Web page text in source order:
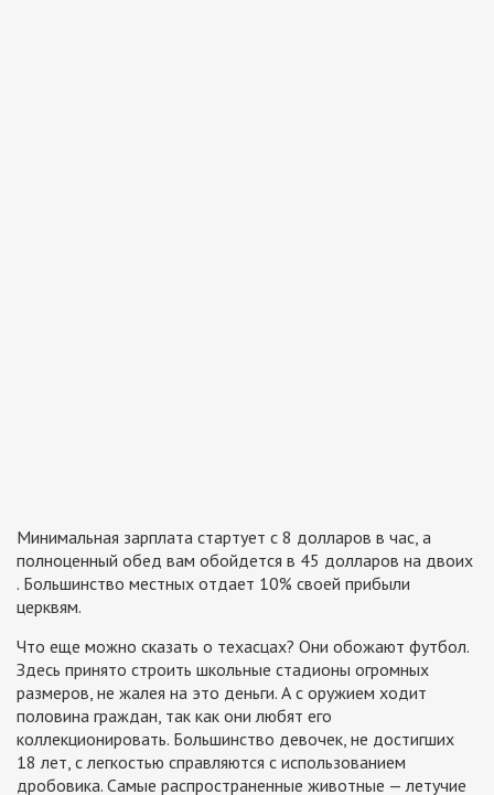
Минимальная зарплата стартует с 8 долларов в час, а
полноценный обед вам обойдется в 45 долларов на двоих
. Большинство местных отдает 10% своей прибыли
церквям.
Что еще можно сказать о техасцах? Они обожают футбол.
Здесь принято строить школьные стадионы огромных
размеров, не жалея на это деньги. А с оружием ходит
половина граждан, так как они любят его
коллекционировать. Большинство девочек, не достигших
18 лет, с легкостью справляются с использованием
дробовика. Самые распространенные животные — летучие